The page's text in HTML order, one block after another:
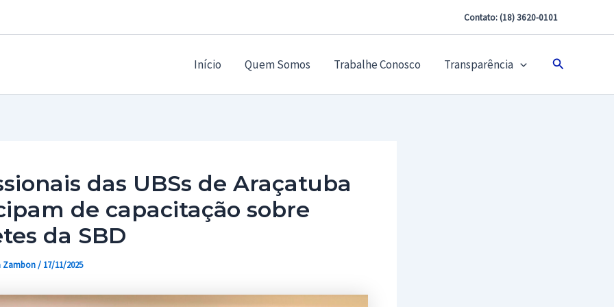
Contato: (18) 3620-0101
Início Quem Somos Trabalhe Conosco Transparência Pesquisar
das UBSs de Araçatuba
de capacitação sobre
da SBD
Zambon/ 17/11/2025